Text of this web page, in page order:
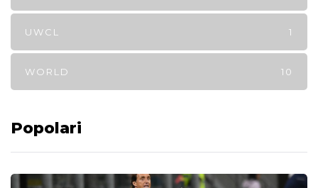
UWCL 1
WORLD 10
Popolari